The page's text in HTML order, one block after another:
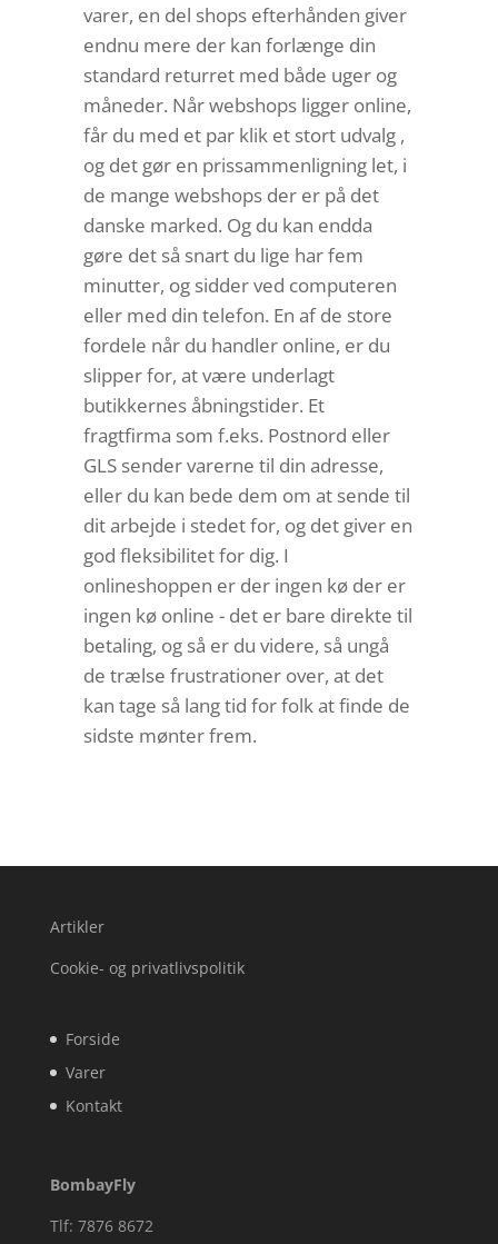
varer, en del shops efterhånden giver
endnu mere der kan forlænge din
standard returret med både uger og
måneder. Når webshops ligger online,
får du med et par klik et stort udvalg ,
og det gør en prissammenligning let, i
de mange webshops der er på det
danske marked. Og du kan endda
gøre det så snart du lige har fem
minutter, og sidder ved computeren
eller med din telefon. En af de store
fordele når du handler online, er du
slipper for, at være underlagt
butikkernes åbningstider. Et
fragtfirma som f.eks. Postnord eller
GLS sender varerne til din adresse,
eller du kan bede dem om at sende til
dit arbejde i stedet for, og det giver en
god fleksibilitet for dig. I
onlineshoppen er der ingen kø der er
ingen kø online - det er bare direkte til
betaling, og så er du videre, så ungå
de trælse frustrationer over, at det
kan tage så lang tid for folk at finde de
sidste mønter frem.
Artikler
Cookie- og privatlivspolitik
Forside
Varer
Kontakt
BombayFly
Tlf: 7876 8672